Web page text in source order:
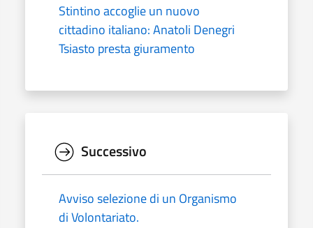
Stintino accoglie un nuovo
cittadino italiano: Anatoli Denegri
Tsiasto presta giuramento
Successivo
Avviso selezione di un Organismo
di Volontariato.